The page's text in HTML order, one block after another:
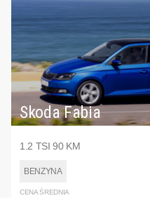
Skoda Fabia
1.2 TSI 90 KM
BENZYNA
CENA ŚREDNIA